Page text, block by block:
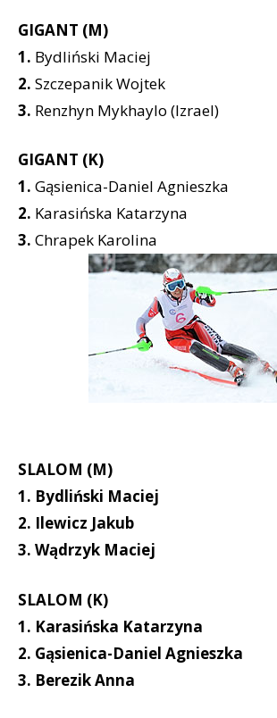
GIGANT (M)
1. Bydliński Maciej
2. Szczepanik Wojtek
3. Renzhyn Mykhaylo (Izrael)
GIGANT (K)
1. Gąsienica-Daniel Agnieszka
2. Karasińska Katarzyna
3. Chrapek Karolina
SLALOM (M)
1. Bydliński Maciej
2. Ilewicz Jakub
3. Wądrzyk Maciej
SLALOM (K)
1. Karasińska Katarzyna
2. Gąsienica-Daniel Agnieszka
3. Berezik Anna